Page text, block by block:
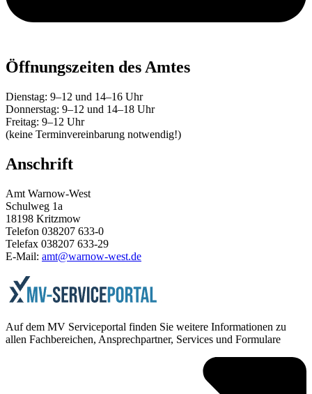
Öffnungszeiten des Amtes
Dienstag: 9–12 und 14–16 Uhr
Donnerstag: 9–12 und 14–18 Uhr
Freitag: 9–12 Uhr
(keine Terminvereinbarung notwendig!)
Anschrift
Amt Warnow-West
Schulweg 1a
18198 Kritzmow
Telefon 038207 633-0
Telefax 038207 633-29
E-Mail: amt@warnow-west.de
Auf dem MV Serviceportal finden Sie weitere Informationen zu
allen Fachbereichen, Ansprechpartner, Services und Formulare